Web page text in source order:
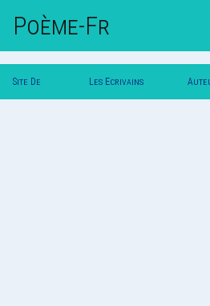
Poème-Fr
Site De Les Ecrivains